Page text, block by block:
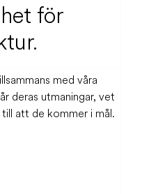
för
med våra
deras utmaningar, vet
att de kommer i mål.